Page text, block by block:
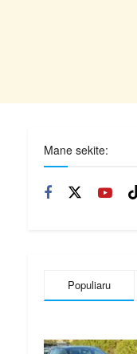
Mane sekite:
Populiaru